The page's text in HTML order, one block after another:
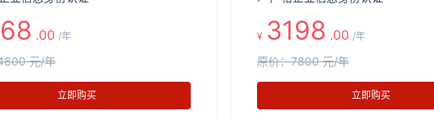
.00 /年
元/年
立即购买
¥ 3198 .00 /年
原价：7800 元/年
立即购买